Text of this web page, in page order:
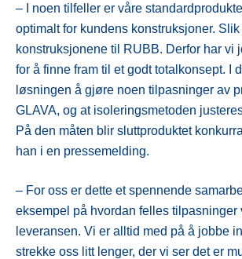
– I noen tilfeller er våre
optimalt for kundens konstruksjoner.
konstruksjonene til RUBB. Derfor har vi
for å finne fram til et godt totalkonsept. I
løsningen å gjøre noen tilpasninger av
GLAVA, og at isoleringsmetoden
På den måten blir sluttproduktet
han i en pressemelding.
– For oss er dette et spennende
eksempel på hvordan felles tilpasninger
leveransen. Vi er alltid med på å jobbe
strekke oss litt lenger, der vi ser det er